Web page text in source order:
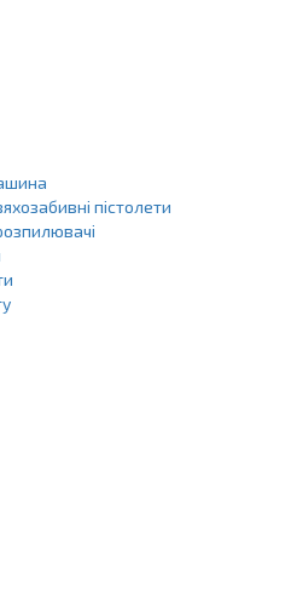
пістолети